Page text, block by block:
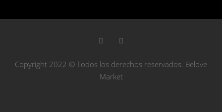
Copyright 2022 © Todos los derechos reservados. Belove
Market